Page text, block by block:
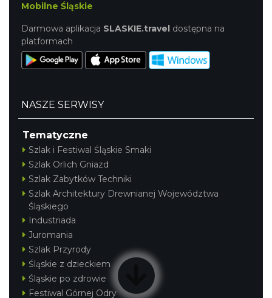
Mobilne Śląskie
Darmowa aplikacja SLASKIE.travel dostępna na
platformach
NASZE SERWISY
Tematyczne
Szlak i Festiwal Śląskie Smaki
Szlak Orlich Gniazd
Szlak Zabytków Techniki
Szlak Architektury Drewnianej Województwa
Śląskiego
Industriada
Juromania
Szlak Przyrody
Śląskie z dzieckiem
Śląskie po zdrowie
Festiwal Górnej Odry